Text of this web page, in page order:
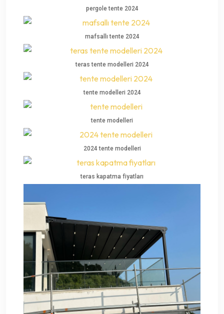
pergole tente 2024
mafsallı tente 2024
teras tente modelleri 2024
tente modelleri 2024
tente modelleri
2024 tente modelleri
teras kapatma fiyatları